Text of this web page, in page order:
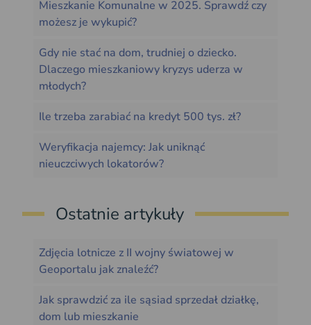
Mieszkanie Komunalne w 2025. Sprawdź czy
możesz je wykupić?
Gdy nie stać na dom, trudniej o dziecko.
Dlaczego mieszkaniowy kryzys uderza w
młodych?
Ile trzeba zarabiać na kredyt 500 tys. zł?
Weryfikacja najemcy: Jak uniknąć
nieuczciwych lokatorów?
Ostatnie artykuły
Zdjęcia lotnicze z II wojny światowej w
Geoportalu jak znaleźć?
Jak sprawdzić za ile sąsiad sprzedał działkę,
dom lub mieszkanie